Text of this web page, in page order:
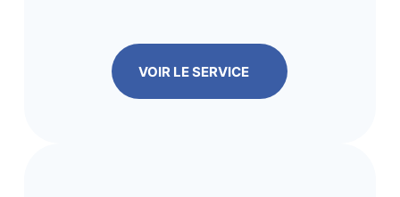
VOIR LE SERVICE